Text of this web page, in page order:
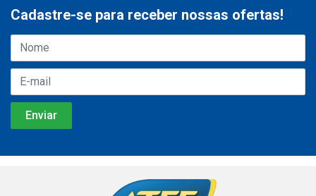
Cadastre-se para receber nossas ofertas!